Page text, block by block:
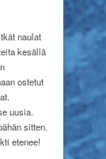
hyvä
tulloo
neuvotaa!
naulat
kesällä
ostetut
uusia.
sitten.
etenee!